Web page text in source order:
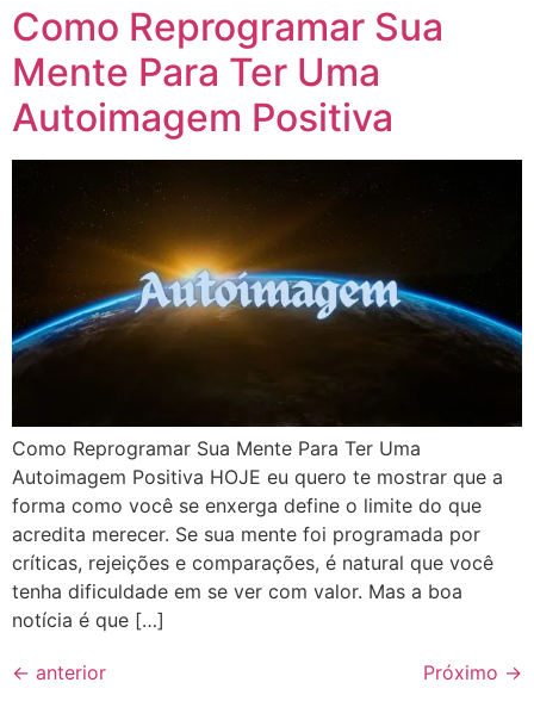
Como Reprogramar Sua
Mente Para Ter Uma
Autoimagem Positiva
Como Reprogramar Sua Mente Para Ter Uma
Autoimagem Positiva HOJE eu quero te mostrar que a
forma como você se enxerga define o limite do que
acredita merecer. Se sua mente foi programada por
críticas, rejeições e comparações, é natural que você
tenha dificuldade em se ver com valor. Mas a boa
notícia é que […]
← anterior Próximo →